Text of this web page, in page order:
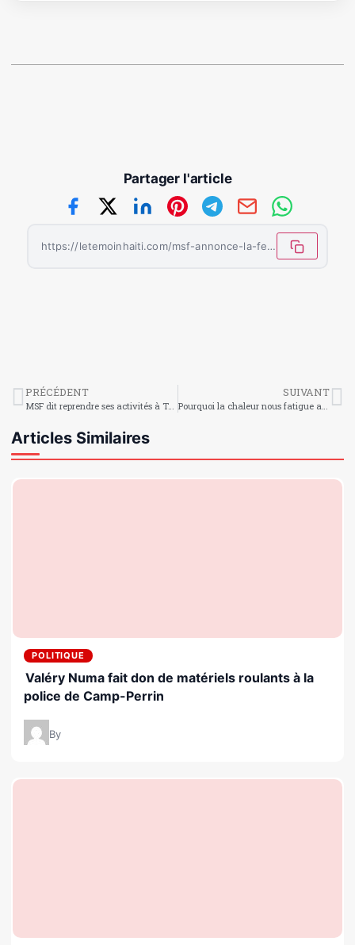
Partager l'article
https://letemoinhaiti.com/msf-annonce-la-fermeture-de-son-centre-de-traitement-du-cholera-de-delmas-33/
PRÉCÉDENT
MSF dit reprendre ses activités à Tabarre plus d’un mois après une intrusion armée
SUIVANT
Articles Similaires
POLITIQUE
Valéry Numa fait don de matériels roulants à la
police de Camp-Perrin
By